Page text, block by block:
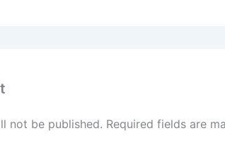
not be published. Required fields are